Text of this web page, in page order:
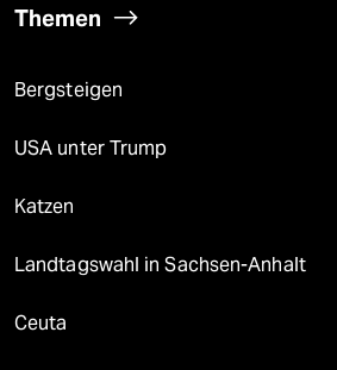
Themen
Bergsteigen
USA unter Trump
Katzen
Landtagswahl in Sachsen-Anhalt
Ceuta